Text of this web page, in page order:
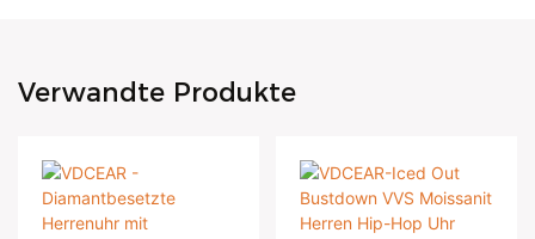
Verwandte Produkte